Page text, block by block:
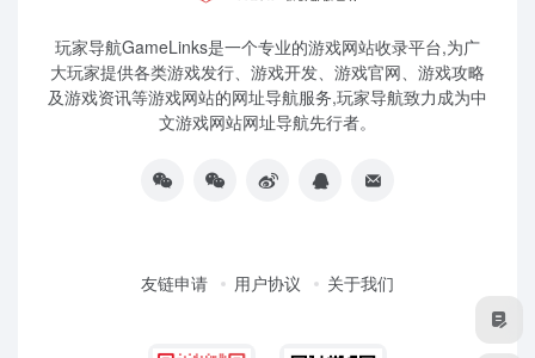
玩家导航GameLinks是一个专业的游戏网站收录平台,为广
大玩家提供各类游戏发行、游戏开发、游戏官网、游戏攻略
及游戏资讯等游戏网站的网址导航服务,玩家导航致力成为中
文游戏网站网址导航先行者。
友链申请 用户协议 关于我们